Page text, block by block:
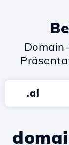
.ai